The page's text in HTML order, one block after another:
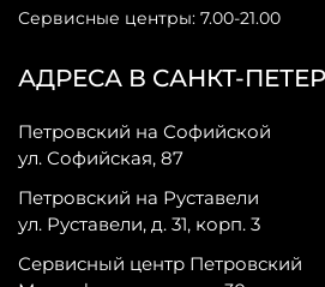
АДРЕСА В САНКТ-
Петровский на Софийской
ул. Софийская, 87
Петровский на Руставели
ул. Руставели, д. 31, корп. 3
Сервисный центр Петровский
Сервисные центры: 7.00-21.00